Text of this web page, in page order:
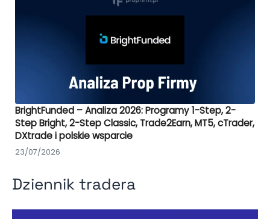
BrightFunded – Analiza 2026: Programy 1-Step, 2-
Step Bright, 2-Step Classic, Trade2Earn, MT5, cTrader,
DXtrade i polskie wsparcie
23/07/2026
Dziennik tradera